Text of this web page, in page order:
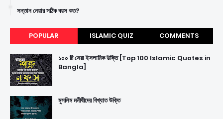
সন্তান নেয়ার সঠিক বয়স কত?
POPULAR ISLAMIC QUIZ COMMENTS
১০০ টি সেরা ইসলামিক উক্তি [Top 100 Islamic Quotes in
Bangla]
মুসলিম মনীষীদের বিখ্যাত উক্তি